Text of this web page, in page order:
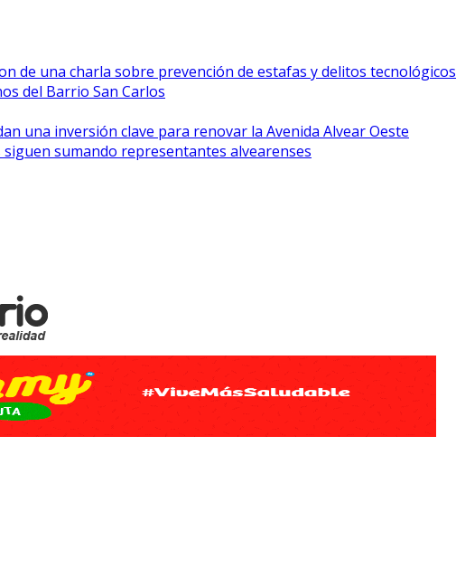
de una charla sobre prevención de estafas y delitos tecnológicos
del Barrio San Carlos
una inversión clave para renovar la Avenida Alvear Oeste
sumando representantes alvearenses